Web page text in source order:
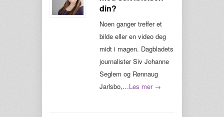
din?
Noen ganger treffer et
bilde eller en video deg
midt i magen. Dagbladets
journalister Siv Johanne
Seglem og Rønnaug
Jarlsbo,…Les mer →